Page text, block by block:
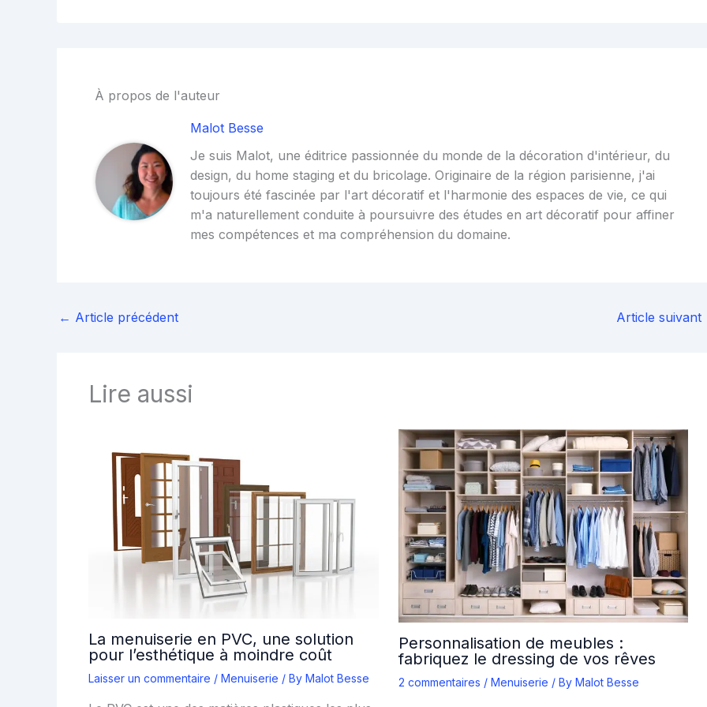
À propos de l'auteur
Malot Besse
Je suis Malot, une éditrice passionnée du monde de la décoration d'intérieur, du
design, du home staging et du bricolage. Originaire de la région parisienne, j'ai
toujours été fascinée par l'art décoratif et l'harmonie des espaces de vie, ce qui
m'a naturellement conduite à poursuivre des études en art décoratif pour affiner
mes compétences et ma compréhension du domaine.
← Article précédent Article suivant
Lire aussi
La menuiserie en PVC, une solution
pour l’esthétique à moindre coût
Laisser un commentaire / Menuiserie / By Malot Besse
Personnalisation de meubles :
fabriquez le dressing de vos rêves
2 commentaires / Menuiserie / By Malot Besse